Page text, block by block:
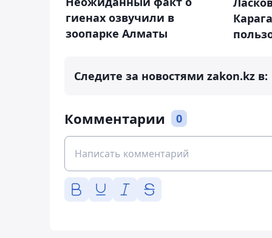
гиенах озвучили в
зоопарке Алматы
Следите за новостями zakon.kz в:
Комментарии 0